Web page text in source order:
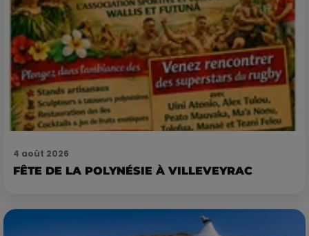
4 août 2026
FÊTE DE LA POLYNÉSIE À VILLEVEYRAC